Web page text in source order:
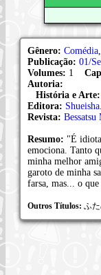
Gênero: Comédia
Publicação: 01/
Volumes: 1
Autoria:
História e Arte:
Editora: Shueisha
Revista: Bessatsu
Resumo: "É
emociona. Tanto
minha melhor
garoto de minha
farsa, mas... o
Outros Títulos: ふ